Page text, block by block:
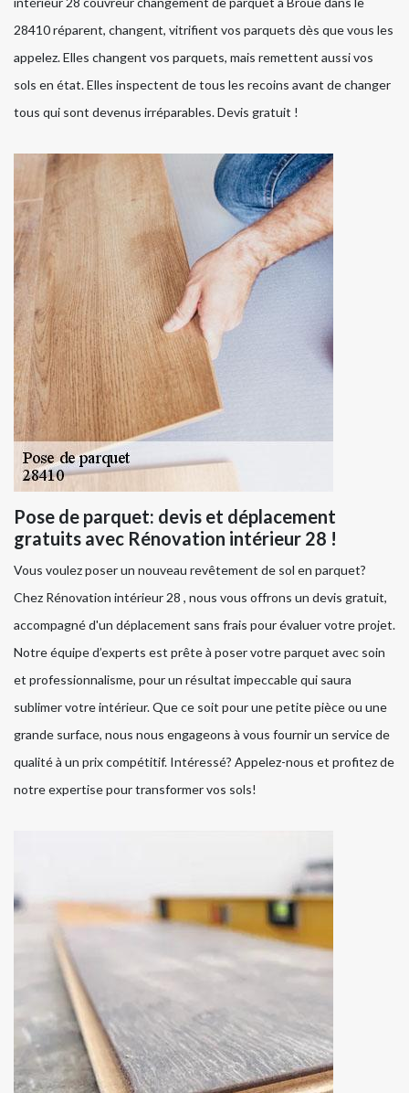
28410 réparent, changent, vitrifient vos parquets dès que vous les
appelez. Elles changent vos parquets, mais remettent aussi vos
sols en état. Elles inspectent de tous les recoins avant de changer
tous qui sont devenus irréparables. Devis gratuit !
Pose de parquet: devis et déplacement
gratuits avec Rénovation intérieur 28 !
Vous voulez poser un nouveau revêtement de sol en parquet?
Chez Rénovation intérieur 28 , nous vous offrons un devis gratuit,
accompagné d'un déplacement sans frais pour évaluer votre projet.
Notre équipe d’experts est prête à poser votre parquet avec soin
et professionnalisme, pour un résultat impeccable qui saura
sublimer votre intérieur. Que ce soit pour une petite pièce ou une
grande surface, nous nous engageons à vous fournir un service de
qualité à un prix compétitif. Intéressé? Appelez-nous et profitez de
notre expertise pour transformer vos sols!